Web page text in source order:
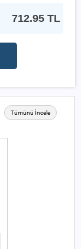
712.95 TL
Tümünü İncele